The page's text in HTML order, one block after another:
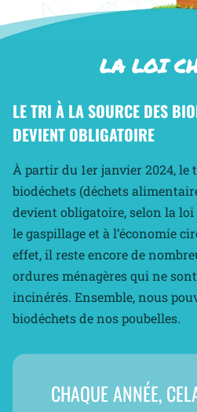
LA LOI
LE TRI À LA SOURCE DES
DEVIENT OBLIGATOIRE
À partir du 1er janvier 2024, le
biodéchets (déchets
devient obligatoire, selon la
le gaspillage et à l’économie
effet, il reste encore de
ordures ménagères qui ne
incinérés. Ensemble, nous
biodéchets de nos poubelles.
CHAQUE ANNÉE,